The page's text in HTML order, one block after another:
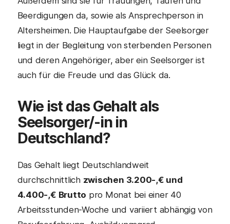
Beerdigungen da, sowie als Ansprechperson in
Altersheimen. Die Hauptaufgabe der Seelsorger
liegt in der Begleitung von sterbenden Personen
und deren Angehöriger, aber ein Seelsorger ist
auch für die Freude und das Glück da.
Wie ist das Gehalt als
Seelsorger/-in in
Deutschland?
Das Gehalt liegt Deutschlandweit
durchschnittlich zwischen 3.200-,€ und
4.400-,€ Brutto pro Monat bei einer 40
Arbeitsstunden-Woche und variiert abhängig von